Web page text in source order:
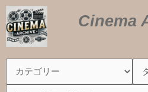
内
容
を
ス
Cinema